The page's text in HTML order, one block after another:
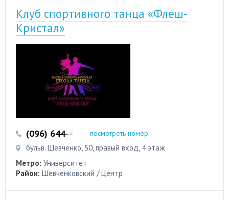
Клуб спортивного танца «Флеш-
Кристал»
(096) 644-44-46посмотреть номер
бульв. Шевченко, 50, правый вход, 4 этаж
Метро: Университет
Район: Шевченковский / Центр